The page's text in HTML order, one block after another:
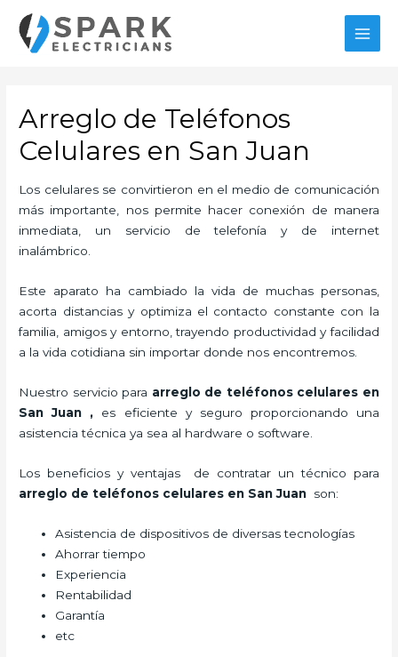
contenido
Arreglo de Teléfonos
Celulares en San Juan
Los celulares se convirtieron en el medio de comunicación
más importante, nos permite hacer conexión de manera
inmediata, un servicio de telefonía y de internet
inalámbrico.
Este aparato ha cambiado la vida de muchas personas,
acorta distancias y optimiza el contacto constante con la
familia, amigos y entorno, trayendo productividad y facilidad
a la vida cotidiana sin importar donde nos encontremos.
Nuestro servicio para arreglo de teléfonos celulares en
San Juan
, es eficiente y seguro proporcionando una
asistencia técnica ya sea al hardware o software.
Los beneficios y ventajas de contratar un técnico para
arreglo de teléfonos celulares en San Juan son:
Asistencia de dispositivos de diversas tecnologías
Ahorrar tiempo
Experiencia
Rentabilidad
Garantía
etc